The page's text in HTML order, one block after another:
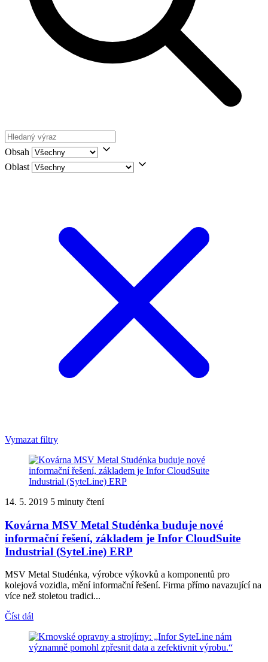
Obsah
Oblast
Vymazat filtry
14. 5. 2019 5 minuty čtení
Kovárna MSV Metal Studénka buduje nové
informační řešení, základem je Infor CloudSuite
Industrial (SyteLine) ERP
MSV Metal Studénka, výrobce výkovků a komponentů pro
kolejová vozidla, mění informační řešení. Firma přímo navazující na
více než stoletou tradici...
Číst dál